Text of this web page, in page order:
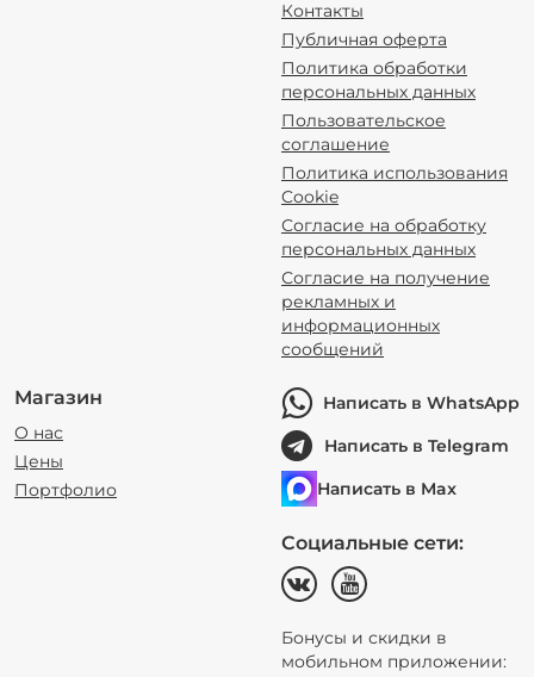
Контакты
Публичная оферта
Политика обработки
персональных данных
Пользовательское
соглашение
Политика использования
Cookie
Согласие на обработку
персональных данных
Согласие на получение
рекламных и
информационных
сообщений
Магазин
О нас
Цены
Портфолио
Написать в WhatsApp
Написать в Telegram
Написать в Max
Социальные сети:
Бонусы и скидки в
мобильном приложении: